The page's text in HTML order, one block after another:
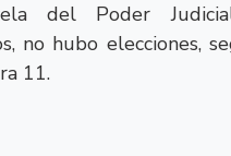
del Poder
no hubo elecciones,
11.